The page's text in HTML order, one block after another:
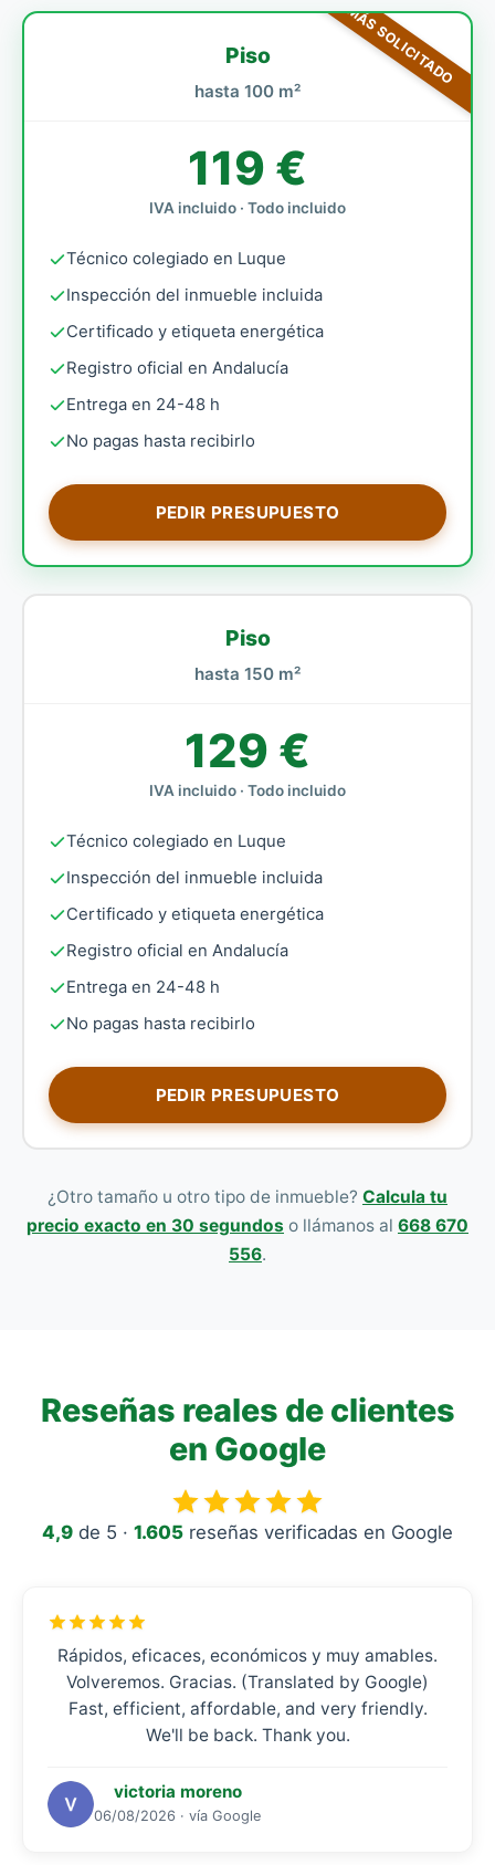
MÁS SOLICITADO
Piso
hasta 100 m²
119 €
IVA incluido · Todo incluido
Técnico colegiado en Luque
Inspección del inmueble incluida
Certificado y etiqueta energética
Registro oficial en Andalucía
Entrega en 24-48 h
No pagas hasta recibirlo
PEDIR PRESUPUESTO
Piso
hasta 150 m²
129 €
IVA incluido · Todo incluido
Técnico colegiado en Luque
Inspección del inmueble incluida
Certificado y etiqueta energética
Registro oficial en Andalucía
Entrega en 24-48 h
No pagas hasta recibirlo
PEDIR PRESUPUESTO
¿Otro tamaño u otro tipo de inmueble? Calcula tu
precio exacto en 30 segundos o llámanos al 668 670
556.
Reseñas reales de clientes
en Google
4,9 de 5 · 1.605 reseñas verificadas en Google
Rápidos, eficaces, económicos y muy amables.
Volveremos. Gracias. (Translated by Google)
Fast, efficient, affordable, and very friendly.
We'll be back. Thank you.
victoria moreno
06/08/2026 · vía Google